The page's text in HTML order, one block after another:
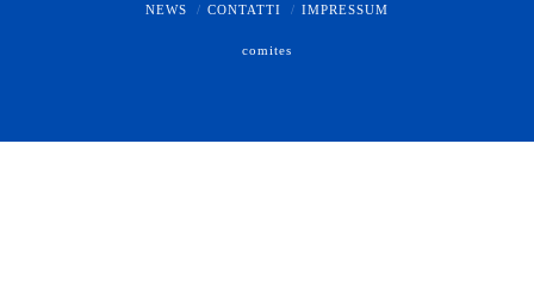
NEWS CONTATTI IMPRESSUM
comites